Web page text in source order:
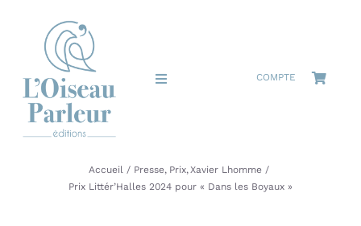
contenu
Toggle
Accueil
La Maison
COMPTE
Accueil Presse Prix Xavier Lhomme
Prix Littér’Halles 2024 pour « Dans les Boyaux »